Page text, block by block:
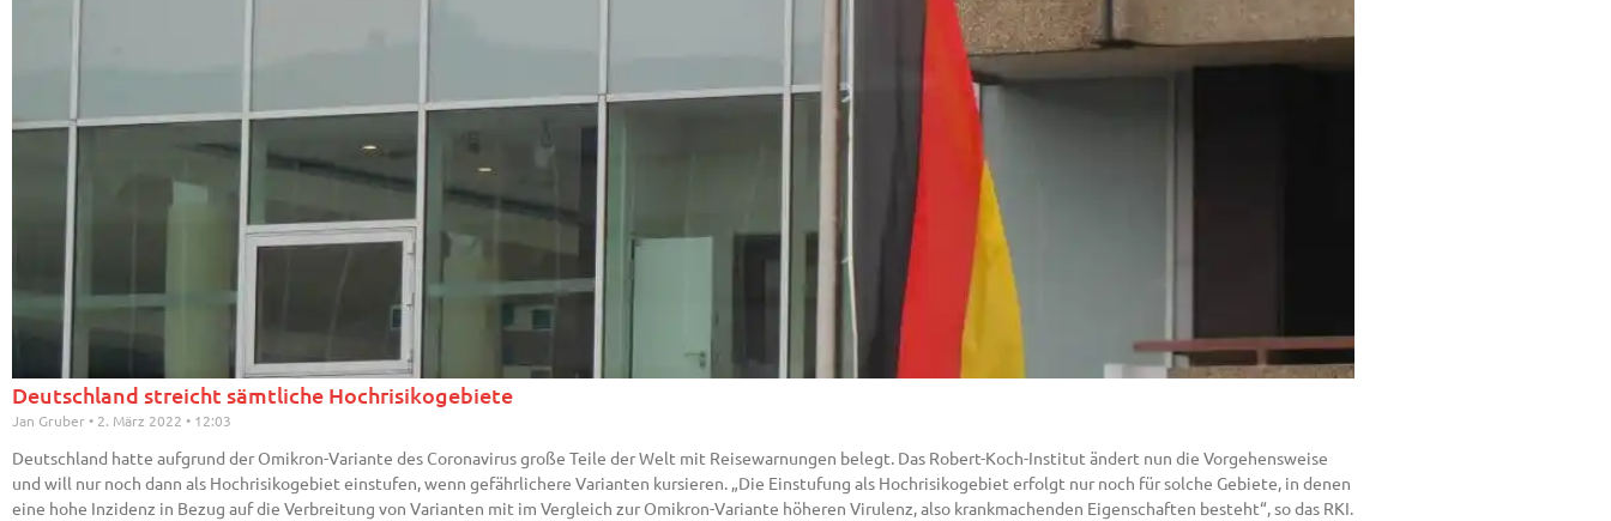
Deutschland streicht sämtliche Hochrisikogebiete
Jan Gruber 2. März 2022 12:03
Deutschland hatte aufgrund der Omikron-Variante des Coronavirus große Teile der Welt mit Reisewarnungen belegt. Das Robert-Koch-Institut ändert nun die Vorgehensweise
und will nur noch dann als Hochrisikogebiet einstufen, wenn gefährlichere Varianten kursieren. „Die Einstufung als Hochrisikogebiet erfolgt nur noch für solche Gebiete, in denen
eine hohe Inzidenz in Bezug auf die Verbreitung von Varianten mit im Vergleich zur Omikron-Variante höheren Virulenz, also krankmachenden Eigenschaften besteht“, so das RKI.